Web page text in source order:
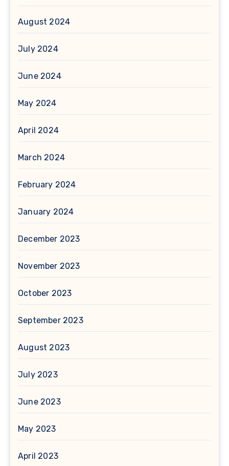
August 2024
July 2024
June 2024
May 2024
April 2024
March 2024
February 2024
January 2024
December 2023
November 2023
October 2023
September 2023
August 2023
July 2023
June 2023
May 2023
April 2023